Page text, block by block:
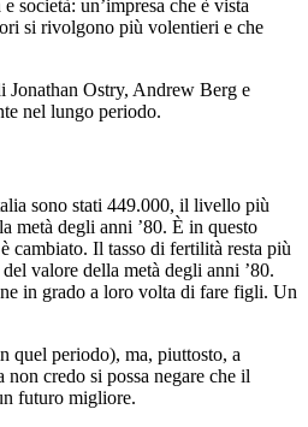
società: un’impresa che è vista
si rivolgono più volentieri e che
Jonathan Ostry, Andrew Berg e
nel lungo periodo.
sono stati 449.000, il livello più
metà degli anni ’80. È in questo
cambiato. Il tasso di fertilità resta più
valore della metà degli anni ’80.
in grado a loro volta di fare figli. Un
quel periodo), ma, piuttosto, a
credo si possa negare che il
futuro migliore.